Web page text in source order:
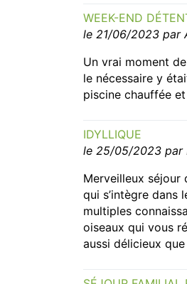
WEEK-END
le 21/06/2023 par
Un vrai moment
le nécessaire y
piscine chauffée
IDYLLIQUE
le 25/05/2023 par
Merveilleux séjour
qui s’intègre dans
multiples
oiseaux qui vous
aussi délicieux